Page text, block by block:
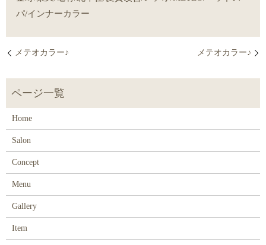
パ/インナーカラー
メテオカラー♪ メテオカラー♪
Home
Salon
Concept
Menu
Gallery
Item